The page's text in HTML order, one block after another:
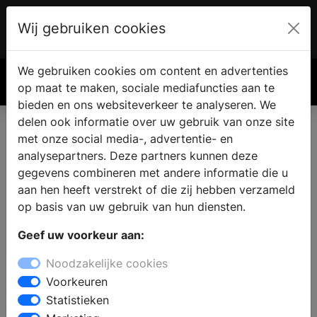
€ 0.00
Wij gebruiken cookies
We gebruiken cookies om content en advertenties
op maat te maken, sociale mediafuncties aan te
bieden en ons websiteverkeer te analyseren. We
delen ook informatie over uw gebruik van onze site
met onze social media-, advertentie- en
analysepartners. Deze partners kunnen deze
gegevens combineren met andere informatie die u
aan hen heeft verstrekt of die zij hebben verzameld
op basis van uw gebruik van hun diensten.
Geef uw voorkeur aan:
Noodzakelijke cookies
Voorkeuren
Statistieken